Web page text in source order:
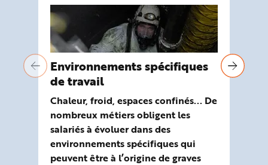
Environnements spécifiques
de travail
Chaleur, froid, espaces confinés... De
nombreux métiers obligent les
salariés à évoluer dans des
environnements spécifiques qui
peuvent être à l’origine de graves